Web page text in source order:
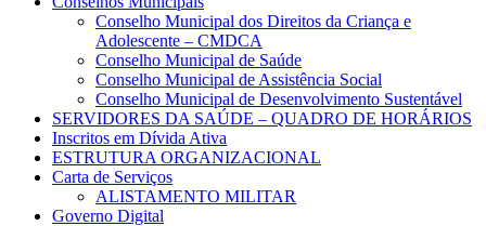
Conselho Municipal dos Direitos da Criança e
Adolescente – CMDCA
Conselho Municipal de Saúde
Conselho Municipal de Assistência Social
Conselho Municipal de Desenvolvimento Sustentável
SERVIDORES DA SAÚDE – QUADRO DE HORÁRIOS
Inscritos em Dívida Ativa
ESTRUTURA ORGANIZACIONAL
Carta de Serviços
ALISTAMENTO MILITAR
Governo Digital